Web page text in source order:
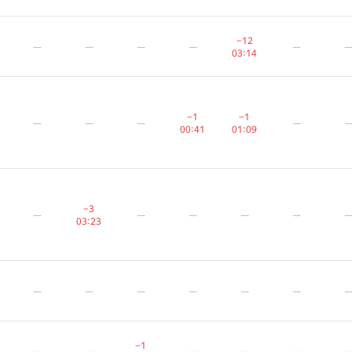
— — — —
−12
03:14
— —
— — —
−1
00:41
−1
01:09
— —
—
−3
03:23
— — — — —
— — — — — — —
−1
— — — —
−12
03:14
— —
— — —
−1
00:41
−1
01:09
— —
—
−3
03:23
— — — — —
— — — — — — —
−1
— — — —
−12
03:14
— —
— — —
−1
00:41
−1
01:09
— —
—
−3
03:23
— — — — —
— — — — — — —
−1